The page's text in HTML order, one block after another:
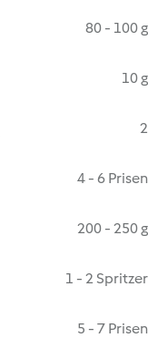
80 - 100 g
10 g
2
4 - 6 Prisen
200 - 250 g
1 - 2 Spritzer
5 - 7 Prisen